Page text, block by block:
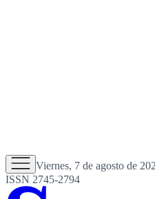
Viernes, 7 de agosto de
ISSN 2745-2794